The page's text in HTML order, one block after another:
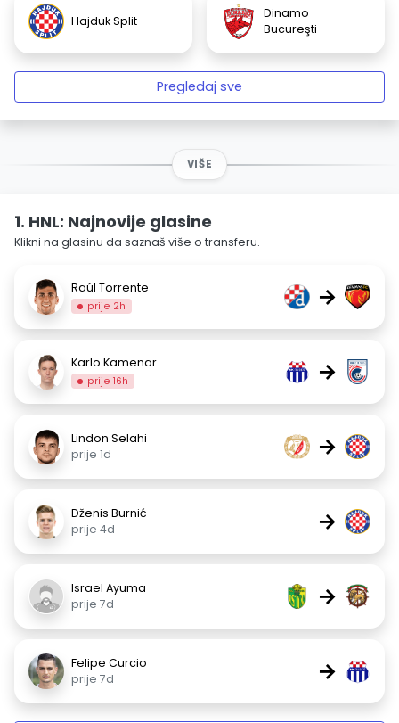
Hajduk Split
Dinamo
Bucureşti
Pregledaj sve
VIŠE
1. HNL: Najnovije glasine
Klikni na glasinu da saznaš više o transferu.
Raúl Torrente
prije 2h →
Karlo Kamenar
prije 16h →
Lindon Selahi
prije 1d
→
Dženis Burnić
prije 4d
→
Israel Ayuma
prije 7d
→
Felipe Curcio
prije 7d
→